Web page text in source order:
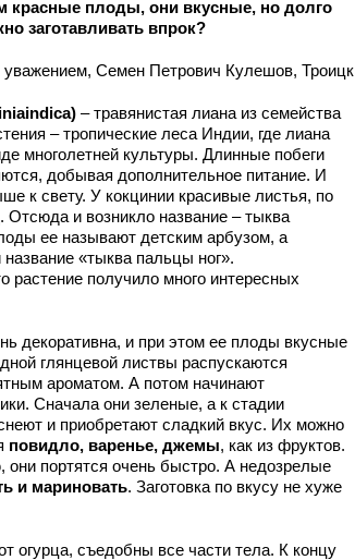
красные плоды, они вкусные, но долго
заготавливать впрок?
Семен Петрович Кулешов, Троицк
indica) – травянистая лиана из семейства
– тропические леса Индии, где лиана
многолетней культуры. Длинные побеги
добывая дополнительное питание. И
к свету. У кокцинии красивые листья, по
и возникло название – тыква
ее называют детским арбузом, а
«тыква пальцы ног».
растение получило много интересных
декоративна, и при этом ее плоды вкусные
глянцевой листвы распускаются
ароматом. А потом начинают
Сначала они зеленые, а к стадии
и приобретают сладкий вкус. Их можно
повидло, варенье, джемы, как из фруктов.
портятся очень быстро. А недозрелые
и мариновать. Заготовка по вкусу не хуже
огурца, съедобны все части тела. К концу